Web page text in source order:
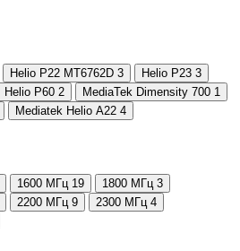
Helio P22 MT6762D 3 Helio P23 3
Helio P60 2 MediaTek Dimensity 700 1
Mediatek Helio A22 4
1600 МГц 19 1800 МГц 3
2200 МГц 9 2300 МГц 4